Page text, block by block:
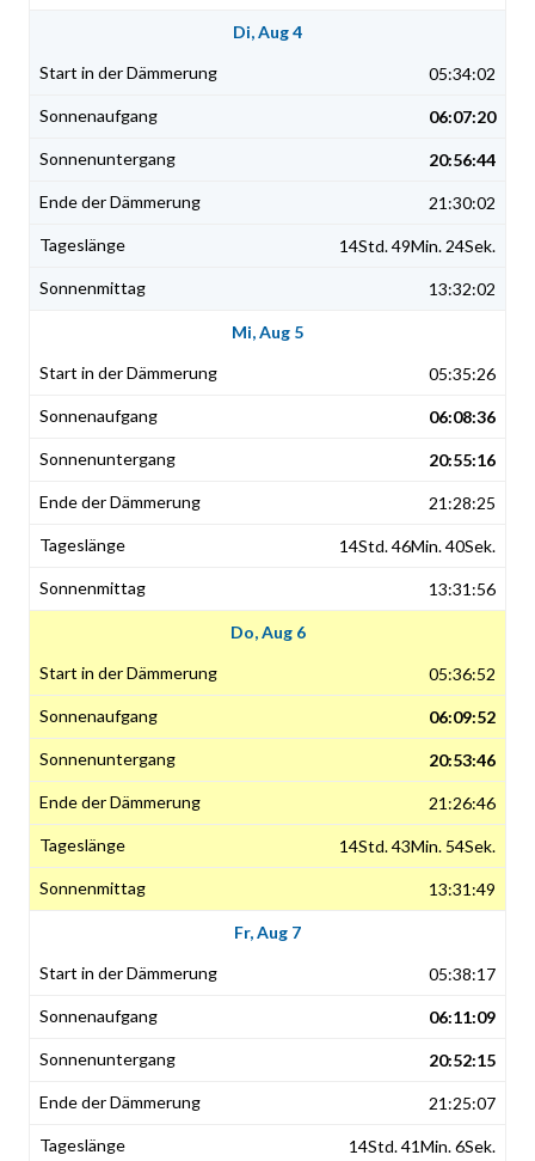
Di, Aug 4
05:34:02
06:07:20
20:56:44
21:30:02
14Std. 49Min. 24Sek.
13:32:02
Mi, Aug 5
05:35:26
06:08:36
20:55:16
21:28:25
14Std. 46Min. 40Sek.
13:31:56
Do, Aug 6
05:36:52
06:09:52
20:53:46
21:26:46
14Std. 43Min. 54Sek.
13:31:49
Fr, Aug 7
05:38:17
06:11:09
20:52:15
21:25:07
14Std. 41Min. 6Sek.